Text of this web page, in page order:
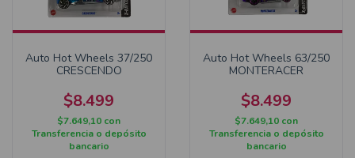
Auto Hot Wheels 37/250
CRESCENDO
$8.499
$7.649,10 con
Transferencia o depósito
bancario
Auto Hot Wheels 63/250
MONTERACER
$8.499
$7.649,10 con
Transferencia o depósito
bancario